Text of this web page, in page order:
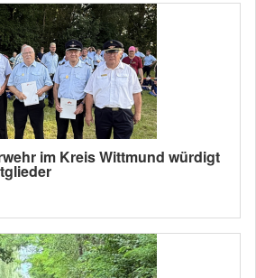
im Kreis Wittmund würdigt